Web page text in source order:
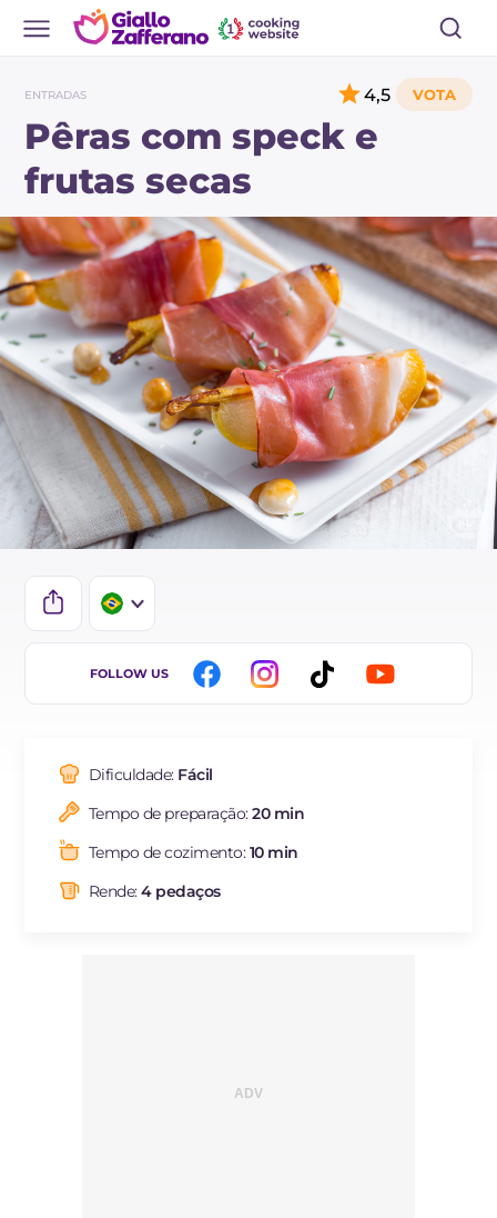
ENTRADAS
Pêras com speck e
frutas secas
4,5
IT
ES
FR
NL
FOLLOW US
Dificuldade: Fácil
Tempo de preparação:20 min
Tempo de cozimento:10 min
Rende:4 pedaços